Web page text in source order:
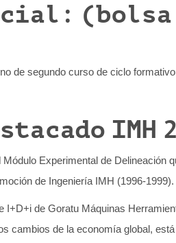
(bolsa
de segundo curso de ciclo
IMH
Módulo Experimental de Delineación
de Ingeniería IMH (1996-1999).
I+D+i de Goratu Máquinas
cambios de la economía global,